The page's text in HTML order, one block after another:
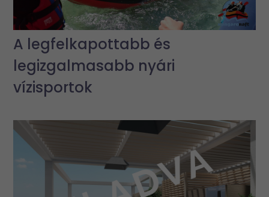
A legfelkapottabb és
legizgalmasabb nyári
vízisportok